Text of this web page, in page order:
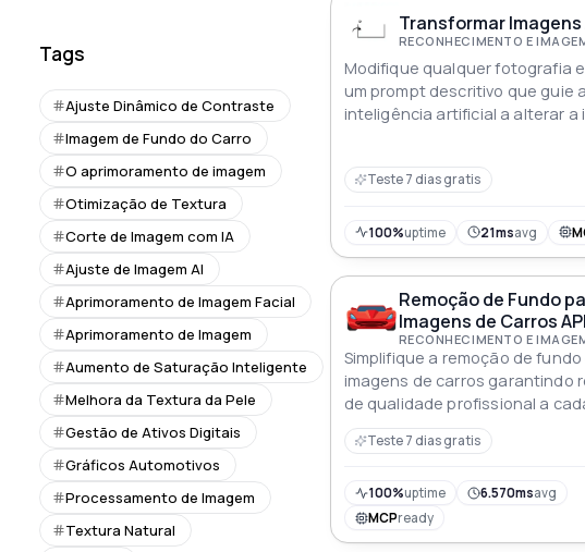
Tags
Ajuste Dinâmico de Contraste
Imagem de Fundo do Carro
O aprimoramento de imagem
Otimização de Textura
Corte de Imagem com IA
Ajuste de Imagem AI
Aprimoramento de Imagem Facial
Aprimoramento de Imagem
Aumento de Saturação Inteligente
Melhora da Textura da Pele
Gestão de Ativos Digitais
Gráficos Automotivos
Processamento de Imagem
Textura Natural
Transformar Imagens
RECONHECIMENTO E
Modifique qualquer fotografia
um prompt descritivo que guie a
inteligência artificial a alterar a
Teste 7 dias gratis
100%uptime 21msavg
Remoção de Fundo
Imagens de Carros API
RECONHECIMENTO E
Simplifique a remoção de
imagens de carros garantindo
de qualidade profissional a
Teste 7 dias gratis
100%uptime 6.570msavg
MCPready